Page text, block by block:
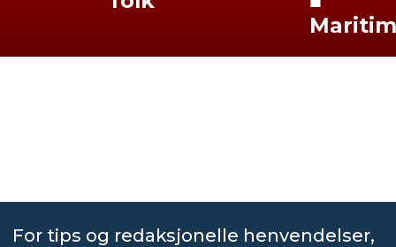
Maritim
For tips og redaksjonelle henvendelser,